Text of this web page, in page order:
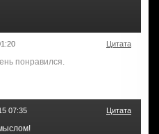
Цитата
понравился.
07:35 Цитата